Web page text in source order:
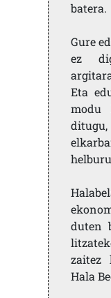
batera.
Gure
ez
Eta
modu
duten
zaitez
Hala